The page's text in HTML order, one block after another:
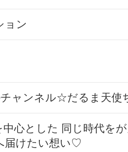
ョン
チャンネル☆だるま天
中心とした 同じ時代を
届けたい想い♡